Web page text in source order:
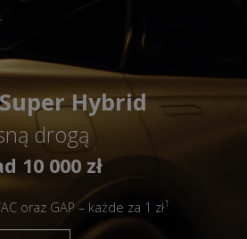
Hybrid
drogą
10 000 zł
oraz GAP – każde za 1 zł1